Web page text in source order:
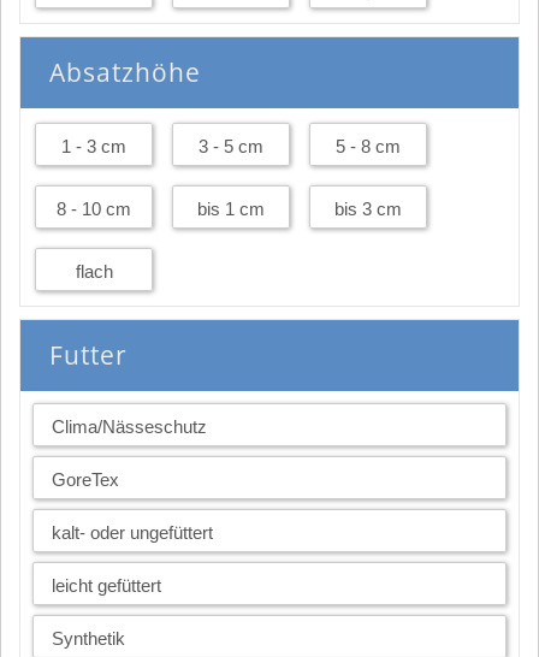
Absatzhöhe
1 - 3 cm 3 - 5 cm 5 - 8 cm
8 - 10 cm bis 1 cm bis 3 cm
flach
Futter
Clima/Nässeschutz
GoreTex
kalt- oder ungefüttert
leicht gefüttert
Synthetik